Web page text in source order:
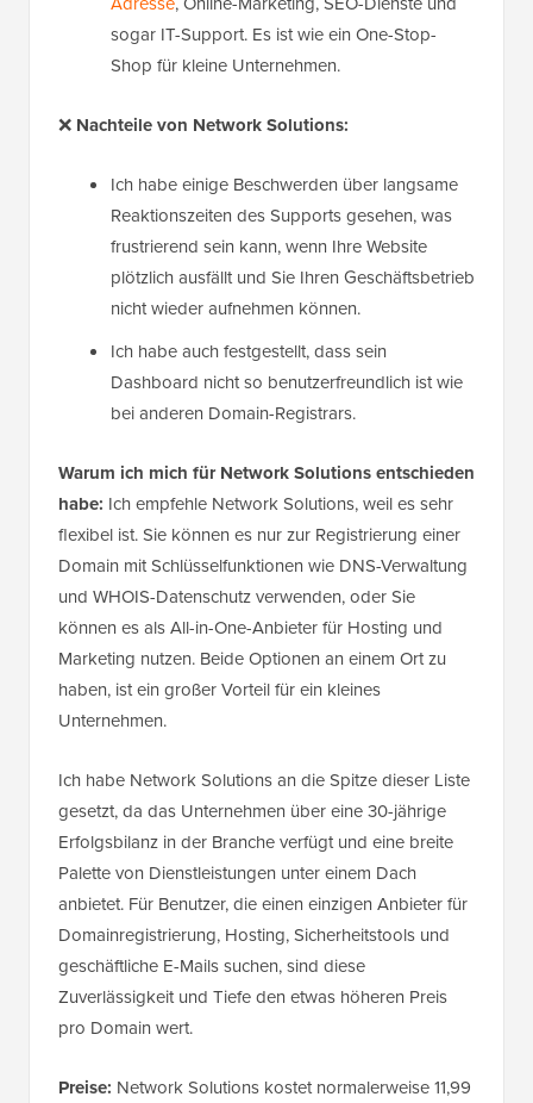
sogar IT-Support. Es ist wie ein One-Stop-
Shop für kleine Unternehmen.
❌ Nachteile von Network Solutions:
Ich habe einige Beschwerden über langsame
Reaktionszeiten des Supports gesehen, was
frustrierend sein kann, wenn Ihre Website
plötzlich ausfällt und Sie Ihren Geschäftsbetrieb
nicht wieder aufnehmen können.
Ich habe auch festgestellt, dass sein
Dashboard nicht so benutzerfreundlich ist wie
bei anderen Domain-Registrars.
Warum ich mich für Network Solutions entschieden
habe: Ich empfehle Network Solutions, weil es sehr
flexibel ist. Sie können es nur zur Registrierung einer
Domain mit Schlüsselfunktionen wie DNS-Verwaltung
und WHOIS-Datenschutz verwenden, oder Sie
können es als All-in-One-Anbieter für Hosting und
Marketing nutzen. Beide Optionen an einem Ort zu
haben, ist ein großer Vorteil für ein kleines
Unternehmen.
Ich habe Network Solutions an die Spitze dieser Liste
gesetzt, da das Unternehmen über eine 30-jährige
Erfolgsbilanz in der Branche verfügt und eine breite
Palette von Dienstleistungen unter einem Dach
anbietet. Für Benutzer, die einen einzigen Anbieter für
Domainregistrierung, Hosting, Sicherheitstools und
geschäftliche E-Mails suchen, sind diese
Zuverlässigkeit und Tiefe den etwas höheren Preis
pro Domain wert.
Preise: Network Solutions kostet normalerweise 11,99